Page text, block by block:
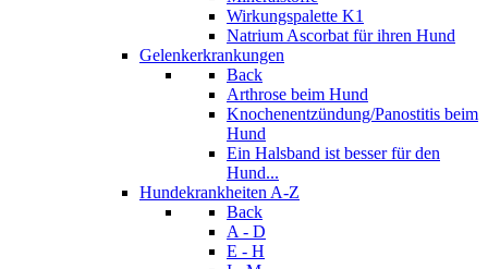
Wirkungspalette K1
Natrium Ascorbat für ihren Hund
Gelenkerkrankungen
Back
Arthrose beim Hund
Knochenentzündung/Panostitis beim
Hund
Ein Halsband ist besser für den
Hund...
Hundekrankheiten A-Z
Back
A - D
E - H